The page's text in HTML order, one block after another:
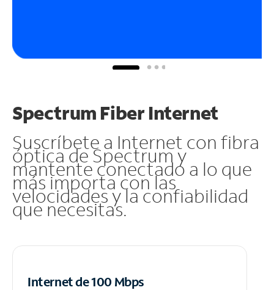
Spectrum Fiber Internet
Suscríbete a Internet con fibra
óptica de Spectrum y
mantente conectado a lo que
más importa con las
velocidades y la confiabilidad
que necesitas.
Internet de 100 Mbps